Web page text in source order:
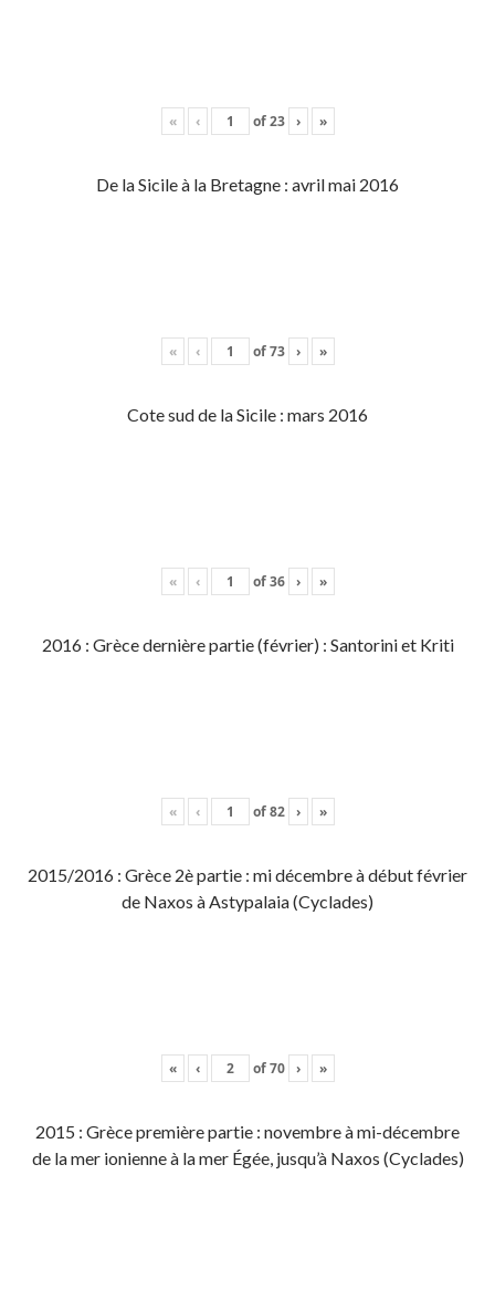
« ‹ of23 › »
De la Sicile à la Bretagne : avril mai 2016
« ‹ of73 › »
Cote sud de la Sicile : mars 2016
« ‹ of36 › »
2016 : Grèce dernière partie (février) : Santorini et Kriti
« ‹ of82 › »
2015/2016 : Grèce 2è partie : mi décembre à début février
de Naxos à Astypalaia (Cyclades)
« ‹ of70 › »
2015 : Grèce première partie : novembre à mi-décembre
de la mer ionienne à la mer Égée, jusqu’à Naxos (Cyclades)